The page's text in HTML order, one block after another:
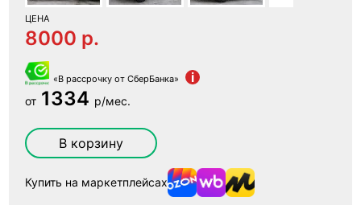
ЦЕНА
8000 p.
«В рассрочку от СберБанка» i
от 1334 р/мес.
В корзину
Купить на маркетплейсах